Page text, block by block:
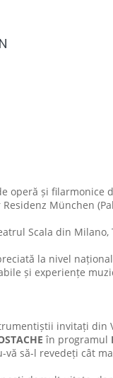
operă și filarmonice
München
Scala din Milano,
la nivel
și experiențe
invitați din
în programul
să-l revedeți cât